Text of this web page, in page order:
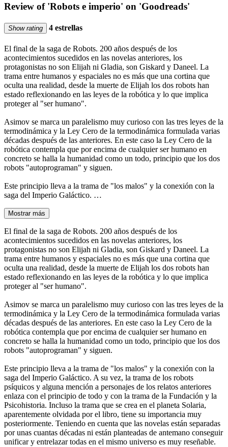
Review of 'Robots e imperio' on 'Goodreads'
Show rating 4 estrellas
El final de la saga de Robots. 200 años después de los
acontecimientos sucedidos en las novelas anteriores, los
protagonistas no son Elijah ni Gladia, son Giskard y Daneel. La
trama entre humanos y espaciales no es más que una cortina que
oculta una realidad, desde la muerte de Elijah los dos robots han
estado reflexionando en las leyes de la robótica y lo que implica
proteger al "ser humano".
Asimov se marca un paralelismo muy curioso con las tres leyes de la
termodinámica y la Ley Cero de la termodinámica formulada varias
décadas después de las anteriores. En este caso la Ley Cero de la
robótica contempla que por encima de cualquier ser humano en
concreto se halla la humanidad como un todo, principio que los dos
robots "autoprograman" y siguen.
Este principio lleva a la trama de "los malos" y la conexión con la
saga del Imperio Galáctico. …
Mostrar más
El final de la saga de Robots. 200 años después de los
acontecimientos sucedidos en las novelas anteriores, los
protagonistas no son Elijah ni Gladia, son Giskard y Daneel. La
trama entre humanos y espaciales no es más que una cortina que
oculta una realidad, desde la muerte de Elijah los dos robots han
estado reflexionando en las leyes de la robótica y lo que implica
proteger al "ser humano".
Asimov se marca un paralelismo muy curioso con las tres leyes de la
termodinámica y la Ley Cero de la termodinámica formulada varias
décadas después de las anteriores. En este caso la Ley Cero de la
robótica contempla que por encima de cualquier ser humano en
concreto se halla la humanidad como un todo, principio que los dos
robots "autoprograman" y siguen.
Este principio lleva a la trama de "los malos" y la conexión con la
saga del Imperio Galáctico. A su vez, la trama de los robots
psíquicos y alguna mención a personajes de los relatos anteriores
enlaza con el principio de todo y con la trama de la Fundación y la
Psicohistoria. Incluso la trama que se crea en el planeta Solaria,
aparentemente olvidada por el libro, tiene su importancia muy
posteriormente. Teniendo en cuenta que las novelas están separadas
por unas cuantas décadas ni están planteadas de antemano conseguir
unificar y entrelazar todas en el mismo universo es muy reseñable.